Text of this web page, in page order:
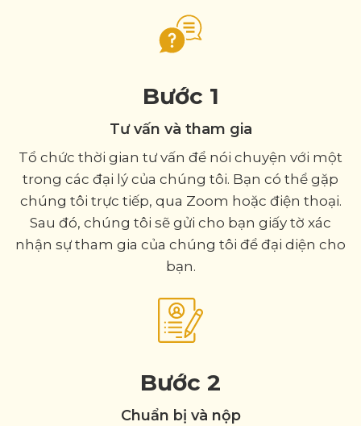
Bước 1
Tư vấn và tham gia
Tổ chức thời gian tư vấn để nói chuyện với một
trong các đại lý của chúng tôi. Bạn có thể gặp
chúng tôi trực tiếp, qua Zoom hoặc điện thoại.
Sau đó, chúng tôi sẽ gửi cho bạn giấy tờ xác
nhận sự tham gia của chúng tôi để đại diện cho
bạn.
Bước 2
Chuẩn bị và nộp